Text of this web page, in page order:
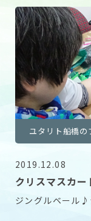
ユタリト船橋の
2019.12.08
クリスマスカー
ジングルベール